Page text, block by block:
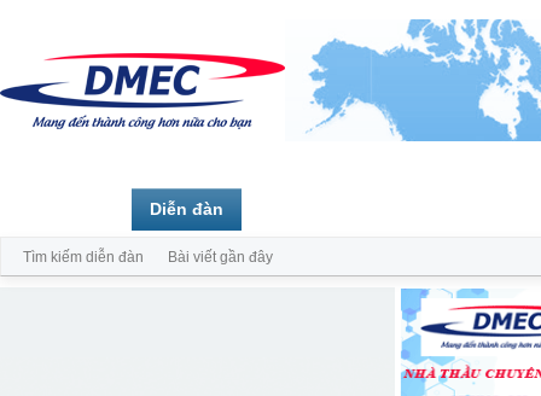
Diễn đàn
Tìm kiếm diễn đàn Bài viết gần đây